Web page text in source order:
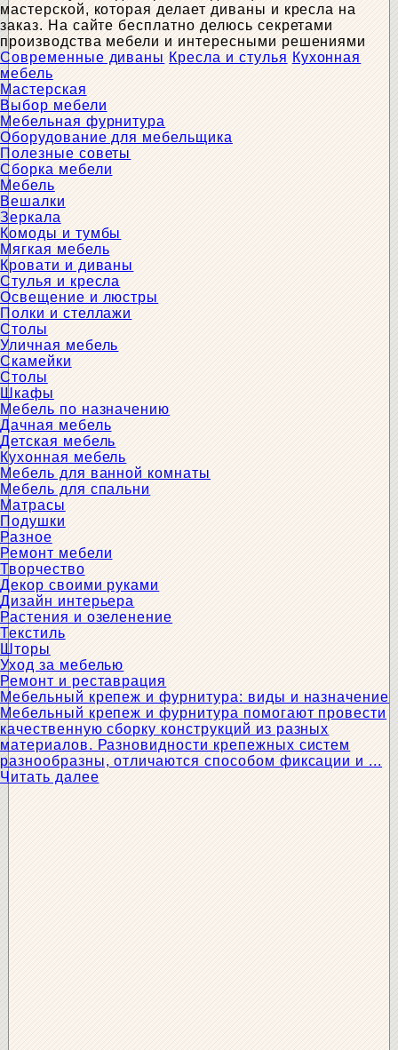
мастерской, которая делает диваны и кресла на
заказ. На сайте бесплатно делюсь секретами
производства мебели и интересными решениями
Современные диваны Кресла и стулья Кухонная
мебель
Мастерская
Выбор мебели
Мебельная фурнитура
Оборудование для мебельщика
Полезные советы
Сборка мебели
Мебель
Вешалки
Зеркала
Комоды и тумбы
Мягкая мебель
Кровати и диваны
Стулья и кресла
Освещение и люстры
Полки и стеллажи
Столы
Уличная мебель
Скамейки
Столы
Шкафы
Мебель по назначению
Дачная мебель
Детская мебель
Кухонная мебель
Мебель для ванной комнаты
Мебель для спальни
Матрасы
Подушки
Разное
Ремонт мебели
Творчество
Декор своими руками
Дизайн интерьера
Растения и озеленение
Текстиль
Шторы
Уход за мебелью
Ремонт и реставрация
Мебельный крепеж и фурнитура: виды и назначение
Мебельный крепеж и фурнитура помогают провести
качественную сборку конструкций из разных
материалов. Разновидности крепежных систем
разнообразны, отличаются способом фиксации и ...
Читать далее